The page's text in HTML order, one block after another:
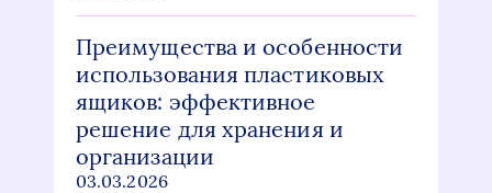
Преимущества и особенности
использования пластиковых
ящиков: эффективное
решение для хранения и
организации
03.03.2026